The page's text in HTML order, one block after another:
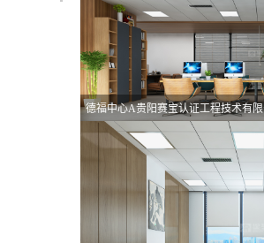
德福中心A贵阳赛宝认证工程技术有